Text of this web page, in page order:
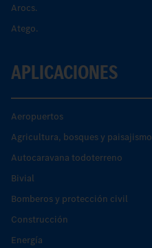
Arocs.
Atego.
APLICACIONES
Aeropuertos
Agricultura, bosques y paisajismo
Autocaravana todoterreno
Bivial
Bomberos y protección civil
Construcción
Energía